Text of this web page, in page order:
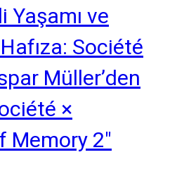
Yaşamı ve
Société
Müller’den
×
Memory 2"